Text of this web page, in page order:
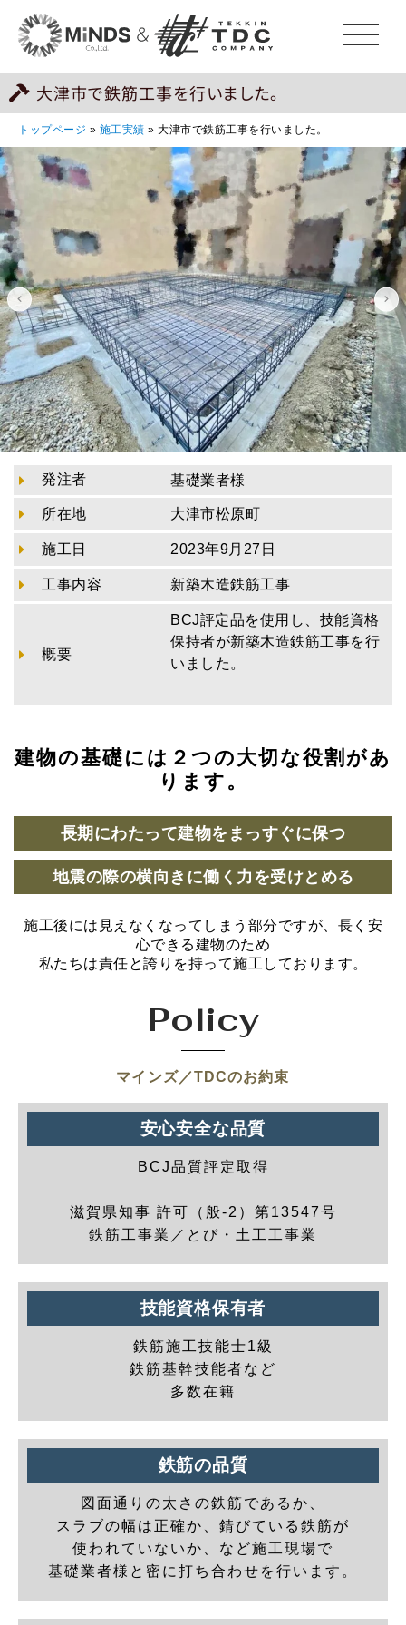
大津市で鉄筋工事を行いました。
トップページ » 施工実績 » 大津市で鉄筋工事を行いました。
発注者 基礎業者様
所在地 大津市松原町
施工日 2023年9月27日
工事内容 新築木造鉄筋工事
概要
BCJ評定品を使用し、技能資格
保持者が新築木造鉄筋工事を行
いました。
建物の基礎には２つの大切な役割があ
ります。
長期にわたって建物をまっすぐに保つ
地震の際の横向きに働く力を受けとめる
施工後には見えなくなってしまう部分ですが、長く安
心できる建物のため
私たちは責任と誇りを持って施工しております。
Policy
マインズ／TDCのお約束
安心安全な品質
BCJ品質評定取得
滋賀県知事 許可（般-2）第13547号
鉄筋工事業／とび・土工工事業
技能資格保有者
鉄筋施工技能士1級
鉄筋基幹技能者など
多数在籍
鉄筋の品質
図面通りの太さの鉄筋であるか、
スラブの幅は正確か、錆びている鉄筋が
使われていないか、など施工現場で
基礎業者様と密に打ち合わせを行います。